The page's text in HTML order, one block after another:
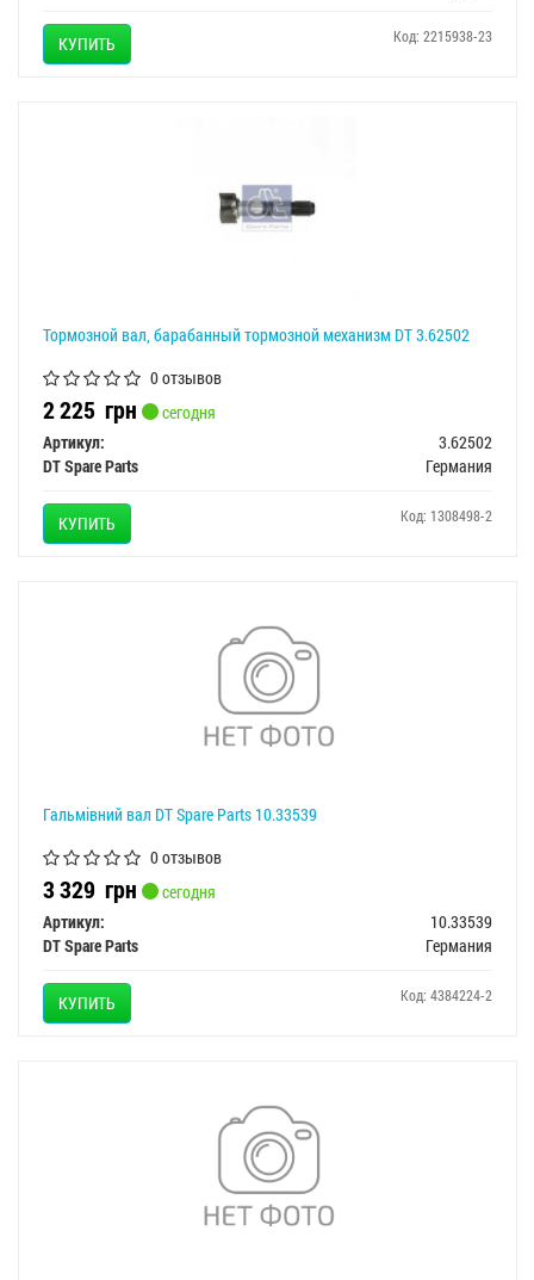
КУПИТЬ Код: 2215938-23
Тормозной вал, барабанный тормозной механизм DT 3.62502
0 отзывов
2 225 грн
сегодня
Артикул:
3.62502
DT Spare Parts
Германия
КУПИТЬ Код: 1308498-2
Гальмівний вал DT Spare Parts 10.33539
0 отзывов
3 329 грн
сегодня
Артикул:
10.33539
DT Spare Parts
Германия
КУПИТЬ Код: 4384224-2